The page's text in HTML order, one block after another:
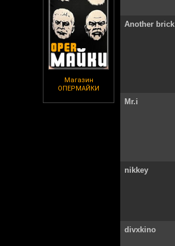
Магазин
ОПЕРМАЙКИ
Another brick
Mr.i
nikkey
divxkino